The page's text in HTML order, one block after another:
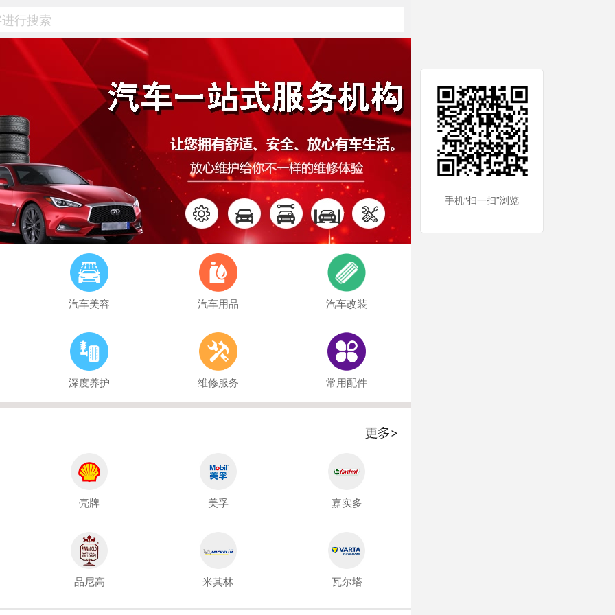
手机“扫一扫”浏览
汽车美容 汽车用品 汽车改装
深度养护 维修服务 常用配件
壳牌 美孚 嘉实多
品尼高 米其林 瓦尔塔